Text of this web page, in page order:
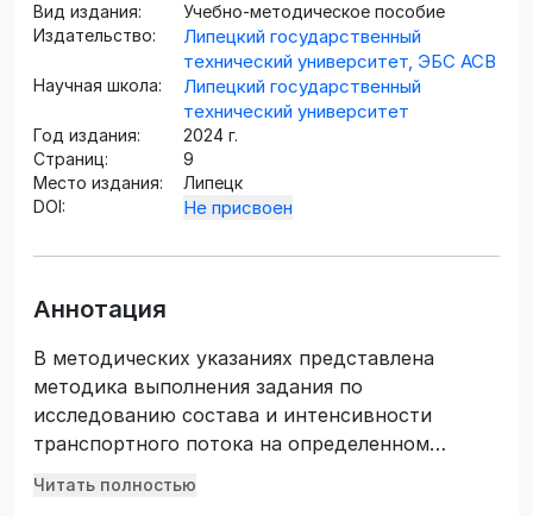
Вид издания:
Учебно-методическое пособие
Издательство:
Липецкий государственный
технический университет, ЭБС АСВ
Научная школа:
Липецкий государственный
технический университет
Год издания:
2024 г.
Страниц:
9
Место издания:
Липецк
DOI:
Не присвоен
Аннотация
В методических указаниях представлена
методика выполнения задания по
исследованию состава и интенсивности
транспортного потока на определенном
участке улично-дорожной сети.
Читать полностью